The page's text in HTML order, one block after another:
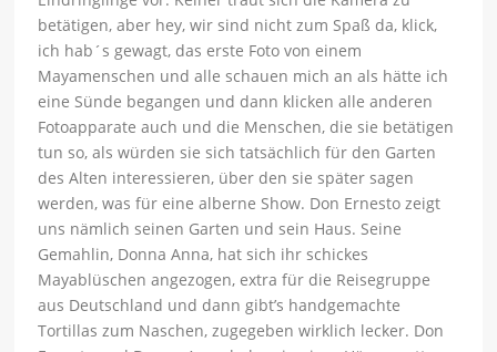
betätigen, aber hey, wir sind nicht zum Spaß da, klick,
ich hab´s gewagt, das erste Foto von einem
Mayamenschen und alle schauen mich an als hätte ich
eine Sünde begangen und dann klicken alle anderen
Fotoapparate auch und die Menschen, die sie betätigen
tun so, als würden sie sich tatsächlich für den Garten
des Alten interessieren, über den sie später sagen
werden, was für eine alberne Show. Don Ernesto zeigt
uns nämlich seinen Garten und sein Haus. Seine
Gemahlin, Donna Anna, hat sich ihr schickes
Mayablüschen angezogen, extra für die Reisegruppe
aus Deutschland und dann gibt’s handgemachte
Tortillas zum Naschen, zugegeben wirklich lecker. Don